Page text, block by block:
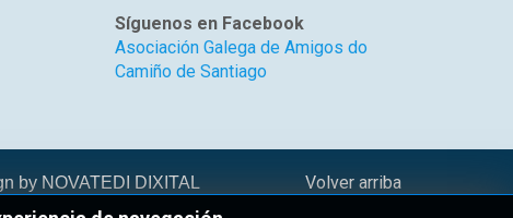
Síguenos en Facebook
Asociación Galega de Amigos do
Camiño de Santiago
Volver arriba
by NOVATEDI DIXITAL